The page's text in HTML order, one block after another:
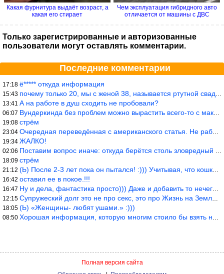
Какая фурнитура выдаёт возраст, а
какая его стирает
Чем эксплуатация гибридного авто
отличается от машины с ДВС
Только зарегистрированные и авторизованные
пользователи могут оставлять комментарии.
Последние комментарии
17:18 ё***** откуда информация
15:43 почему только 20, мы с женой 38, называется ртутной свадьбой, гр
13:41 А на работе в душ сходить не пробовали?
06:07 Вундеркинда без проблем можно вырастить всего-то с максимально р
19:08 стрём
23:04 Очередная переведённая с американского статья. Не работает эта ф
19:34 ЖАЛКО!
02:06 Поставим вопрос иначе: откуда берётся столь зловредный феминизм?
18:09 стрём
21:12 (Ь) После 2-3 лет пока он пытался! :))) Учитывая, что кошки 10-1
16:42 оставил ее в покое.!!!
16:47 Ну и дела, фантастика просто))) Даже и добавить то нечего…
12:15 Супружеский долг это не про секс, это про Жизнь на Земле. Супруж
18:05 (Ь) «Женщины- любят ушами.» :)))
08:50 Хорошая информация, которую многим стоило бы взять на вооружение
Полная версия сайта